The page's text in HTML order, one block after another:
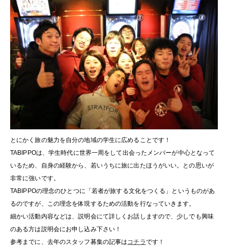
とにかく旅の魅力を自分の地域の学生に広めることです！
TABIPPOは、学生時代に世界一周をして出会ったメンバーが中心となって
いるため、自身の経験から、若いうちに旅に出たほうがいい。との思いが
非常に強いです。
TABIPPOの理念のひとつに「若者が旅する文化をつくる」というものがあ
るのですが、この理念を体現するための活動を行なっていきます。
細かい活動内容などは、説明会にて詳しくお話しますので、少しでも興味
のある方は説明会にお申し込み下さい！
参考までに、去年のスタッフ募集の記事は コチラです！